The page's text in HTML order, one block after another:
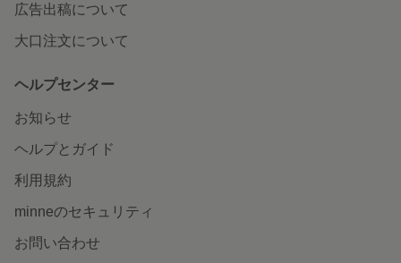
広告出稿について
大口注文について
ヘルプセンター
お知らせ
ヘルプとガイド
利用規約
minneのセキュリティ
お問い合わせ